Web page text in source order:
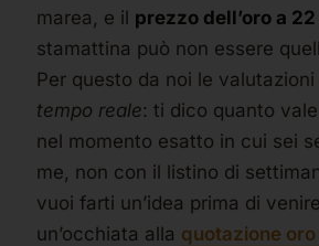
marea, e il prezzo dell’oro a
stamattina può non essere
Per questo da noi le
tempo reale: ti dico quanto
nel momento esatto in cui sei
me, non con il listino di
vuoi farti un’idea prima di
un’occhiata alla quotazione